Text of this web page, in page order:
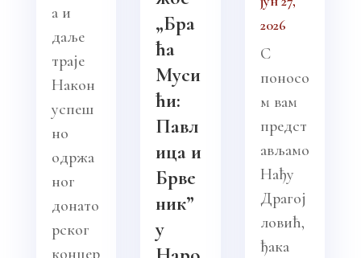
а и
даље
траје
Након
успеш
но
одржа
ног
донато
рског
„Бра
ћа
Муси
ћи:
Павл
ица и
Брве
ник”
у
2026
С
поносо
м вам
предст
ављамо
Нађу
Драгој
ловић,
ђака